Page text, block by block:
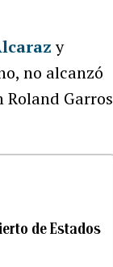
y
no alcanzó
Garros
de Estados